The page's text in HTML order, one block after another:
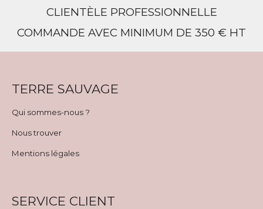
CLIENTÈLE PROFESSIONNELLE
COMMANDE AVEC MINIMUM DE 350 € HT
TERRE SAUVAGE
Qui sommes-nous ?
Nous trouver
Mentions légales
SERVICE CLIENT